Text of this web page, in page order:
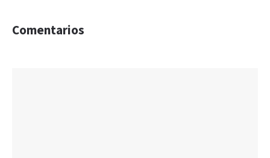
Comentarios